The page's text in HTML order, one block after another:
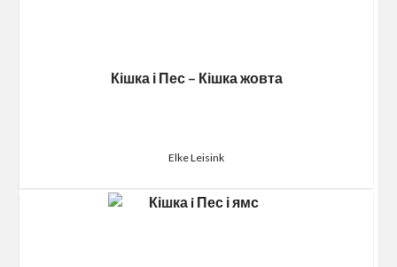
Кішка і Пес – Кішка жовта
Elke Leisink